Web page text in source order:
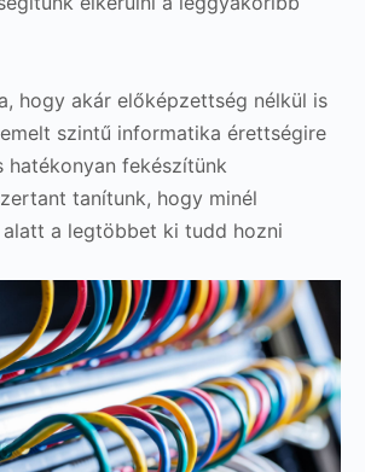
hogy akár előképzettség nélkül is
szintű informatika érettségire
hatékonyan fekészítünk
tanítunk, hogy minél
a legtöbbet ki tudd hozni